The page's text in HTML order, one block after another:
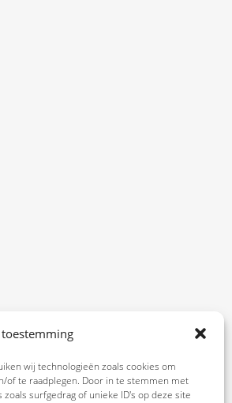
wij technologieën zoals cookies om
of te raadplegen. Door in te stemmen met
surfgedrag of unieke ID's op deze site